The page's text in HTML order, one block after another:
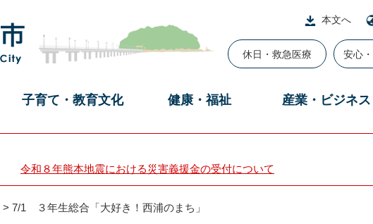
本文へ
休日・救急医療 安心
子育て・教育文化 健康・福祉 産業・ビジネス
令和８年熊本地震における災害義援金の受付について
> 7/1 ３年生総合「大好き！西浦のまち」